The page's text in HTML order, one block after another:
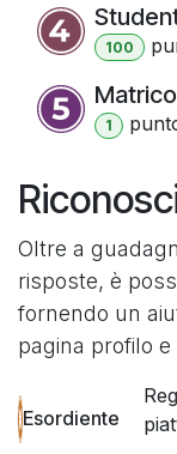
100
1
Oltre a
risposte, è
fornendo un
pagina profilo
Esordiente